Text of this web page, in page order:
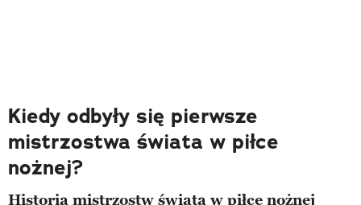
Kiedy odbyły się pierwsze
mistrzostwa świata w piłce
nożnej?
Historia mistrzostw świata w piłce nożnej